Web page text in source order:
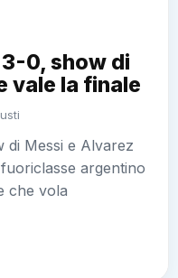
0, show di
vale la finale
di Messi e Alvarez
argentino
che vola